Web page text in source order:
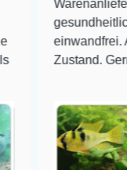
Warenanlieferung
gesundheitliches
einwandfrei. Alles ist
Zustand. Gerne